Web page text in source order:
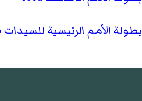
بطولة الأمم الرئيسية للسيدات 1996